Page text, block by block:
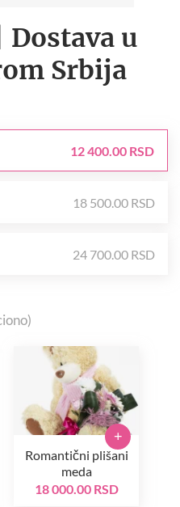
u
Srbija
12 400.00 RSD
18 500.00 RSD
24 700.00 RSD
Romantični plišani
meda
18 000.00 RSD
+